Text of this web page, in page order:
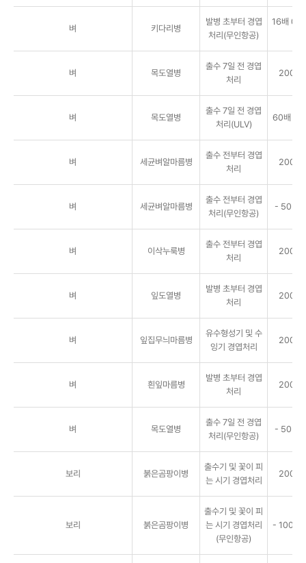
벼 키다리병
발병 초부터 경엽
처리(무인항공)
16배
벼 목도열병
출수 7일 전 경엽
처리
2000
벼 목도열병
출수 7일 전 경엽
처리(ULV)
60배
벼 세균벼알마름병
출수 전부터 경엽
처리
2000
벼 세균벼알마름병
출수 전부터 경엽
처리(무인항공)
- 50㎖/
벼 이삭누룩병
출수 전부터 경엽
처리
2000
벼 잎도열병
발병 초부터 경엽
처리
2000
벼 잎집무늬마름병
유수형성기 및 수
잉기 경엽처리
2000
벼 흰잎마름병
발병 초부터 경엽
처리
2000
벼 목도열병
출수 7일 전 경엽
처리(무인항공)
- 50㎖/
보리 붉은곰팡이병
출수기 및 꽃이 피
는 시기 경엽처리
2000
보리 붉은곰팡이병
출수기 및 꽃이 피
는 시기 경엽처리
(무인항공)
- 100㎖